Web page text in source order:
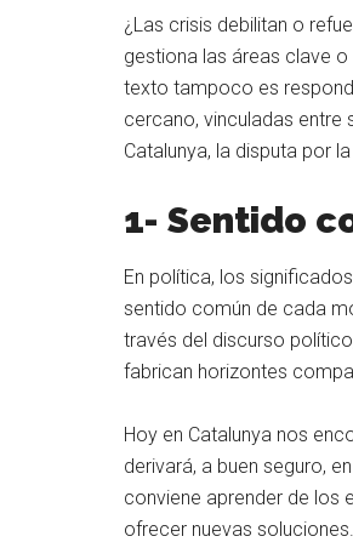
¿Las crisis debilitan o
gestiona las áreas clave
texto tampoco es
cercano, vinculadas entre
Catalunya, la disputa por
1- Sentido
En política, los
sentido común de cada
través del discurso
fabrican horizontes
Hoy en Catalunya nos
derivará, a buen seguro,
conviene aprender de los
ofrecer nuevas